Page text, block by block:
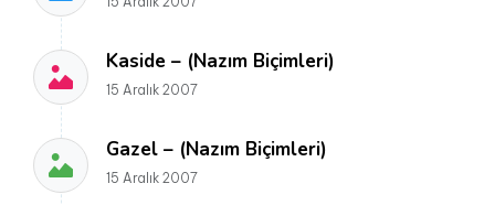
Kaside – (Nazım Biçimleri)
15 Aralık 2007
Gazel – (Nazım Biçimleri)
15 Aralık 2007